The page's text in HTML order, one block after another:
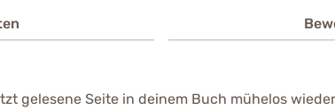
gelesene Seite in deinem Buch mühelos